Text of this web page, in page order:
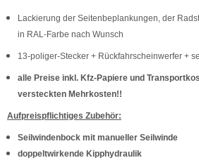
Lackierung der Seitenbeplankungen, der
in RAL-Farbe nach Wunsch
13-poliger-Stecker + Rückfahrscheinwerfer +
alle Preise inkl. Kfz-Papiere und
versteckten Mehrkosten!!
Aufpreispflichtiges Zubehör:
Seilwindenbock mit manueller Seilwinde
doppeltwirkende Kipphydraulik